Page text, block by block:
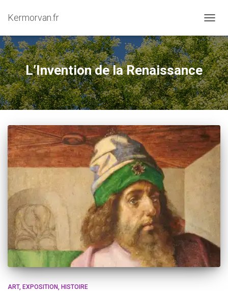
Kermorvan.fr
L’Invention de la Renaissance
ART EXPOSITION HISTOIRE